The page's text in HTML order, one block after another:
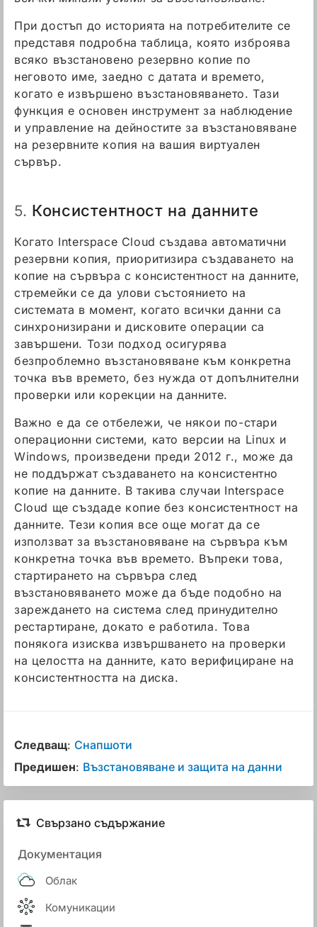
При достъп до историята на потребителите се
представя подробна таблица, която изброява
всяко възстановено резервно копие по
неговото име, заедно с датата и времето,
когато е извършено възстановяването. Тази
функция е основен инструмент за наблюдение
и управление на дейностите за възстановяване
на резервните копия на вашия виртуален
сървър.
5. Консистентност на данните
Когато Interspace Cloud създава автоматични
резервни копия, приоритизира създаването на
копие на сървъра с консистентност на данните,
стремейки се да улови състоянието на
системата в момент, когато всички данни са
синхронизирани и дисковите операции са
завършени. Този подход осигурява
безпроблемно възстановяване към конкретна
точка във времето, без нужда от допълнителни
проверки или корекции на данните.
Важно е да се отбележи, че някои по-стари
операционни системи, като версии на Linux и
Windows, произведени преди 2012 г., може да
не поддържат създаването на консистентно
копие на данните. В такива случаи Interspace
Cloud ще създаде копие без консистентност на
данните. Тези копия все още могат да се
използват за възстановяване на сървъра към
конкретна точка във времето. Въпреки това,
стартирането на сървъра след
възстановяването може да бъде подобно на
зареждането на система след принудително
рестартиране, докато е работила. Това
понякога изисква извършването на проверки
на целостта на данните, като верифициране на
консистентността на диска.
Следващ: Снапшоти
Предишен: Възстановяване и защита на данни
Свързано съдържание
Документация
Облак
Комуникации